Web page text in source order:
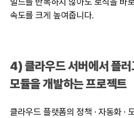
속도를 크게 높여줍니다.
4)클라우드서버에서 플러
모듈을 개발하는 프로젝트
클라우드 플랫폼의 정책 · 자동화 ·